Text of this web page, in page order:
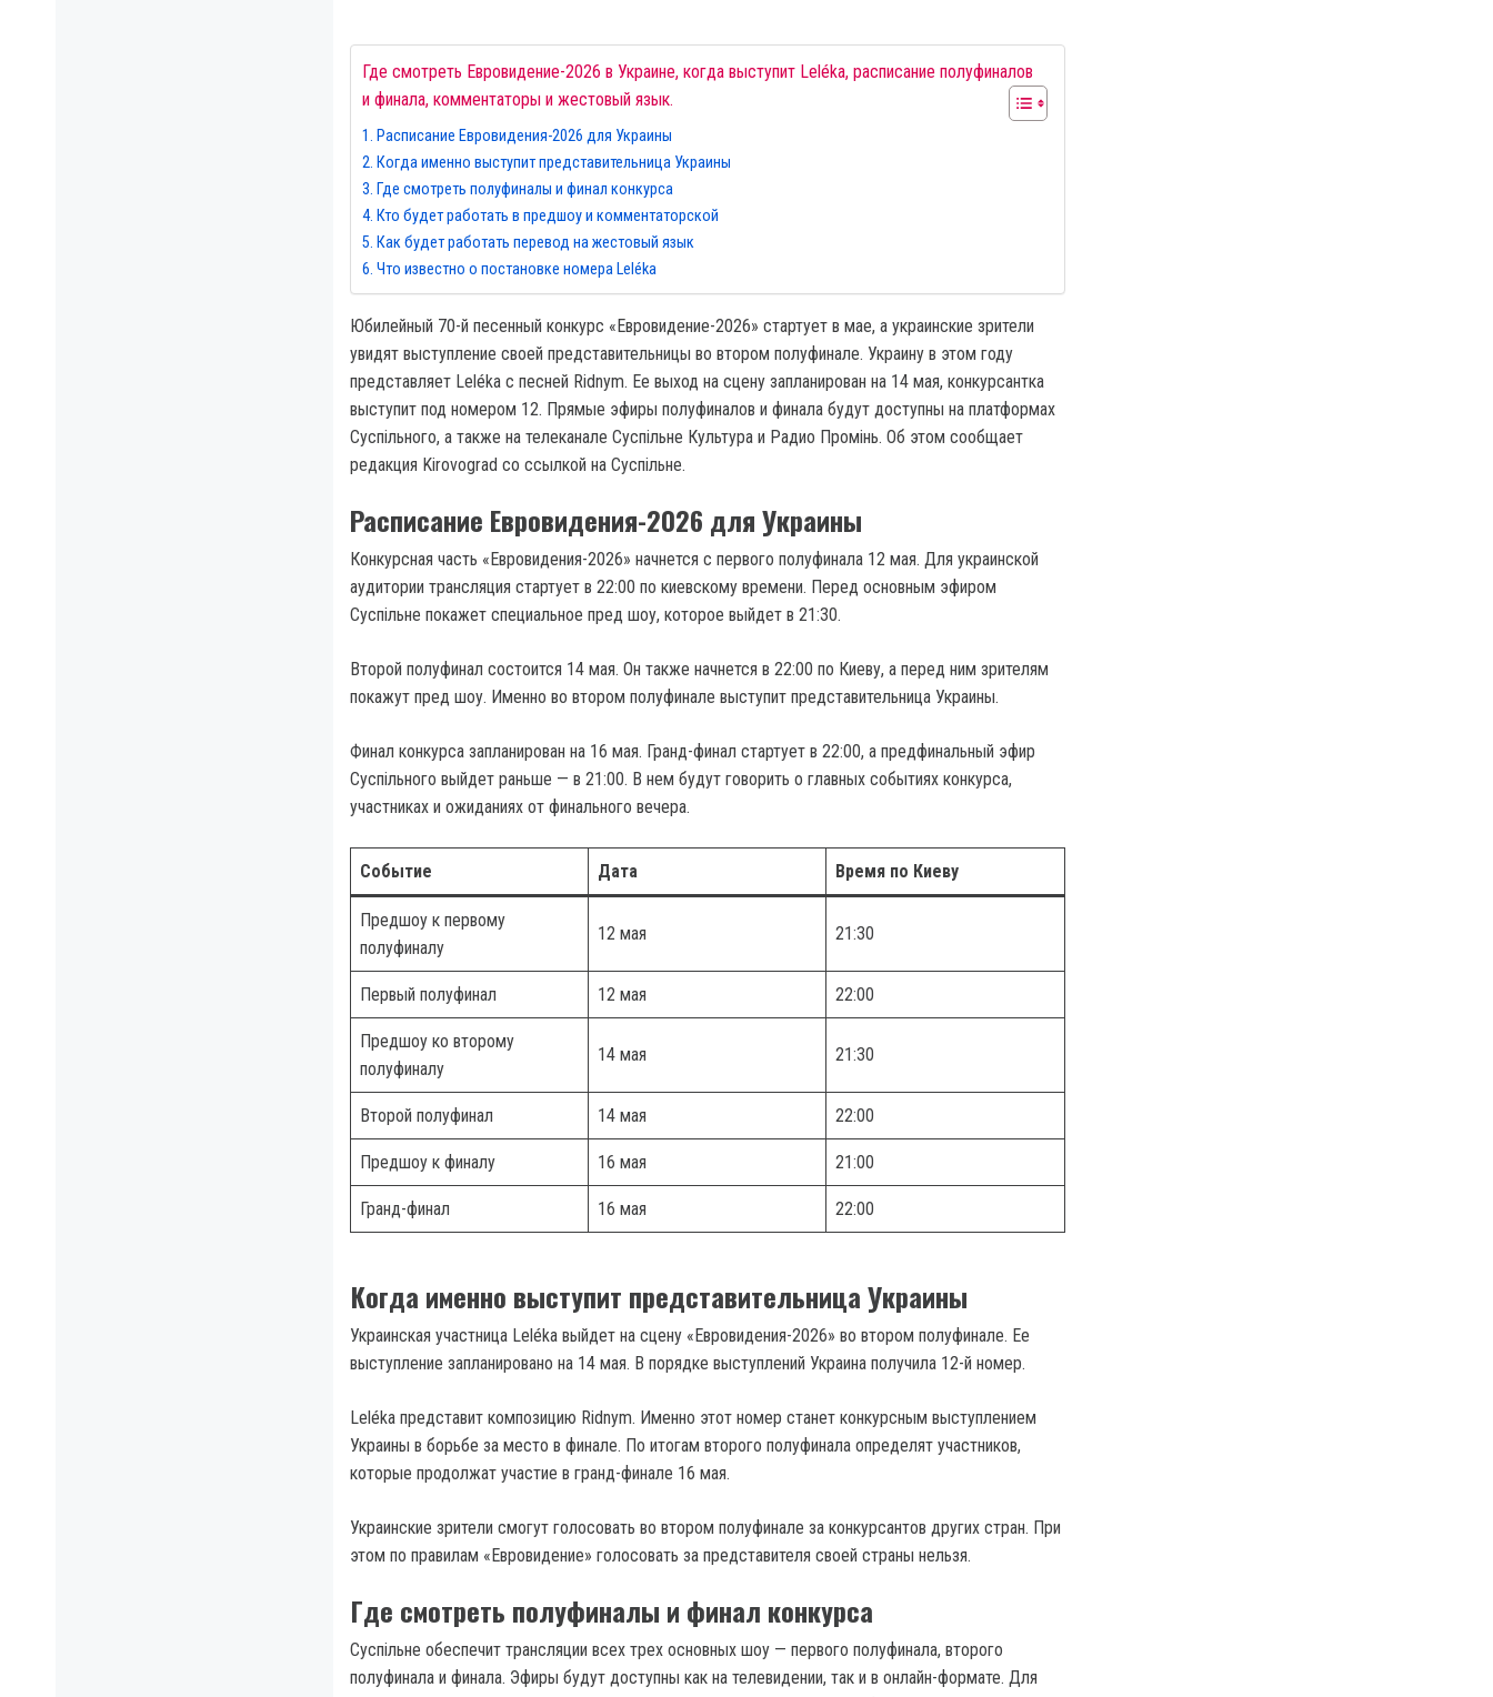
Где смотреть Евровидение-2026 в Украине, когда выступит Leléka, расписание полуфиналов
и финала, комментаторы и жестовый язык.
Расписание Евровидения-2026 для Украины
Когда именно выступит представительница Украины
Где смотреть полуфиналы и финал конкурса
Кто будет работать в предшоу и комментаторской
Как будет работать перевод на жестовый язык
Что известно о постановке номера Leléka
Юбилейный 70-й песенный конкурс «Евровидение-2026» стартует в мае, а украинские зрители
увидят выступление своей представительницы во втором полуфинале. Украину в этом году
представляет Leléka с песней Ridnym. Ее выход на сцену запланирован на 14 мая, конкурсантка
выступит под номером 12. Прямые эфиры полуфиналов и финала будут доступны на платформах
Суспільного, а также на телеканале Суспільне Культура и Радио Промінь. Об этом сообщает
редакция Kirovograd со ссылкой на Суспільне.
Расписание Евровидения-2026 для Украины
Конкурсная часть «Евровидения-2026» начнется с первого полуфинала 12 мая. Для украинской
аудитории трансляция стартует в 22:00 по киевскому времени. Перед основным эфиром
Суспільне покажет специальное пред шоу, которое выйдет в 21:30.
Второй полуфинал состоится 14 мая. Он также начнется в 22:00 по Киеву, а перед ним зрителям
покажут пред шоу. Именно во втором полуфинале выступит представительница Украины.
Финал конкурса запланирован на 16 мая. Гранд-финал стартует в 22:00, а предфинальный эфир
Суспільного выйдет раньше — в 21:00. В нем будут говорить о главных событиях конкурса,
участниках и ожиданиях от финального вечера.
Событие Дата Время по Киеву
Предшоу к первому
полуфиналу
12 мая 21:30
Первый полуфинал 12 мая 22:00
Предшоу ко второму
полуфиналу
14 мая 21:30
Второй полуфинал 14 мая 22:00
Предшоу к финалу 16 мая 21:00
Гранд-финал 16 мая 22:00
Когда именно выступит представительница Украины
Украинская участница Leléka выйдет на сцену «Евровидения-2026» во втором полуфинале. Ее
выступление запланировано на 14 мая. В порядке выступлений Украина получила 12-й номер.
Leléka представит композицию Ridnym. Именно этот номер станет конкурсным выступлением
Украины в борьбе за место в финале. По итогам второго полуфинала определят участников,
которые продолжат участие в гранд-финале 16 мая.
Украинские зрители смогут голосовать во втором полуфинале за конкурсантов других стран. При
этом по правилам «Евровидение» голосовать за представителя своей страны нельзя.
Где смотреть полуфиналы и финал конкурса
Суспільне обеспечит трансляции всех трех основных шоу — первого полуфинала, второго
полуфинала и финала. Эфиры будут доступны как на телевидении, так и в онлайн-формате. Для